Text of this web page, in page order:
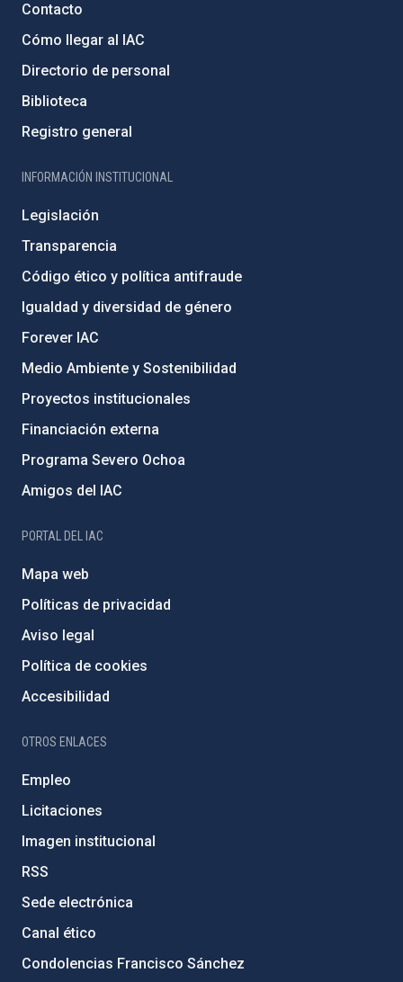
Contacto
Cómo llegar al IAC
Directorio de personal
Biblioteca
Registro general
INFORMACIÓN INSTITUCIONAL
Legislación
Transparencia
Código ético y política antifraude
Igualdad y diversidad de género
Forever IAC
Medio Ambiente y Sostenibilidad
Proyectos institucionales
Financiación externa
Programa Severo Ochoa
Amigos del IAC
PORTAL DEL IAC
Mapa web
Políticas de privacidad
Aviso legal
Política de cookies
Accesibilidad
OTROS ENLACES
Empleo
Licitaciones
Imagen institucional
RSS
Sede electrónica
Canal ético
Condolencias Francisco Sánchez